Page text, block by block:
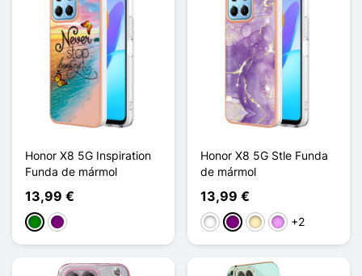
Honor X8 5G Inspiration
Funda de mármol
13,99 €
VerdePúrpura
Honor X8 5G Stle Funda
de mármol
13,99 €
BlancoPúrpura
Oro Morado claro
+2